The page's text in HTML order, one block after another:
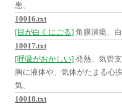
患、
10016.txt
[目が白くにごる] 角膜潰瘍、
10017.txt
[呼吸がおかしい] 発熱、気管
胸に液体や、気体がたまる心
気、
10018.txt